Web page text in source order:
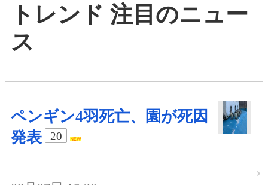
トレンド 注目のニュー
ス
ペンギン4羽死亡、園が死因
発表
20